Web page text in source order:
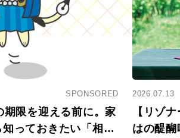
SPONSORED
期限を迎える前に。家
っておきたい「相続
2026.07.13
【リゾ
はの醍